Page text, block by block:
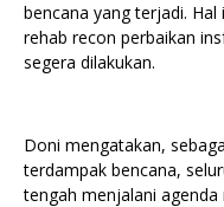
bencana yang terjadi.
rehab recon perbaikan
segera dilakukan.
Doni mengatakan,
terdampak bencana,
tengah menjalani